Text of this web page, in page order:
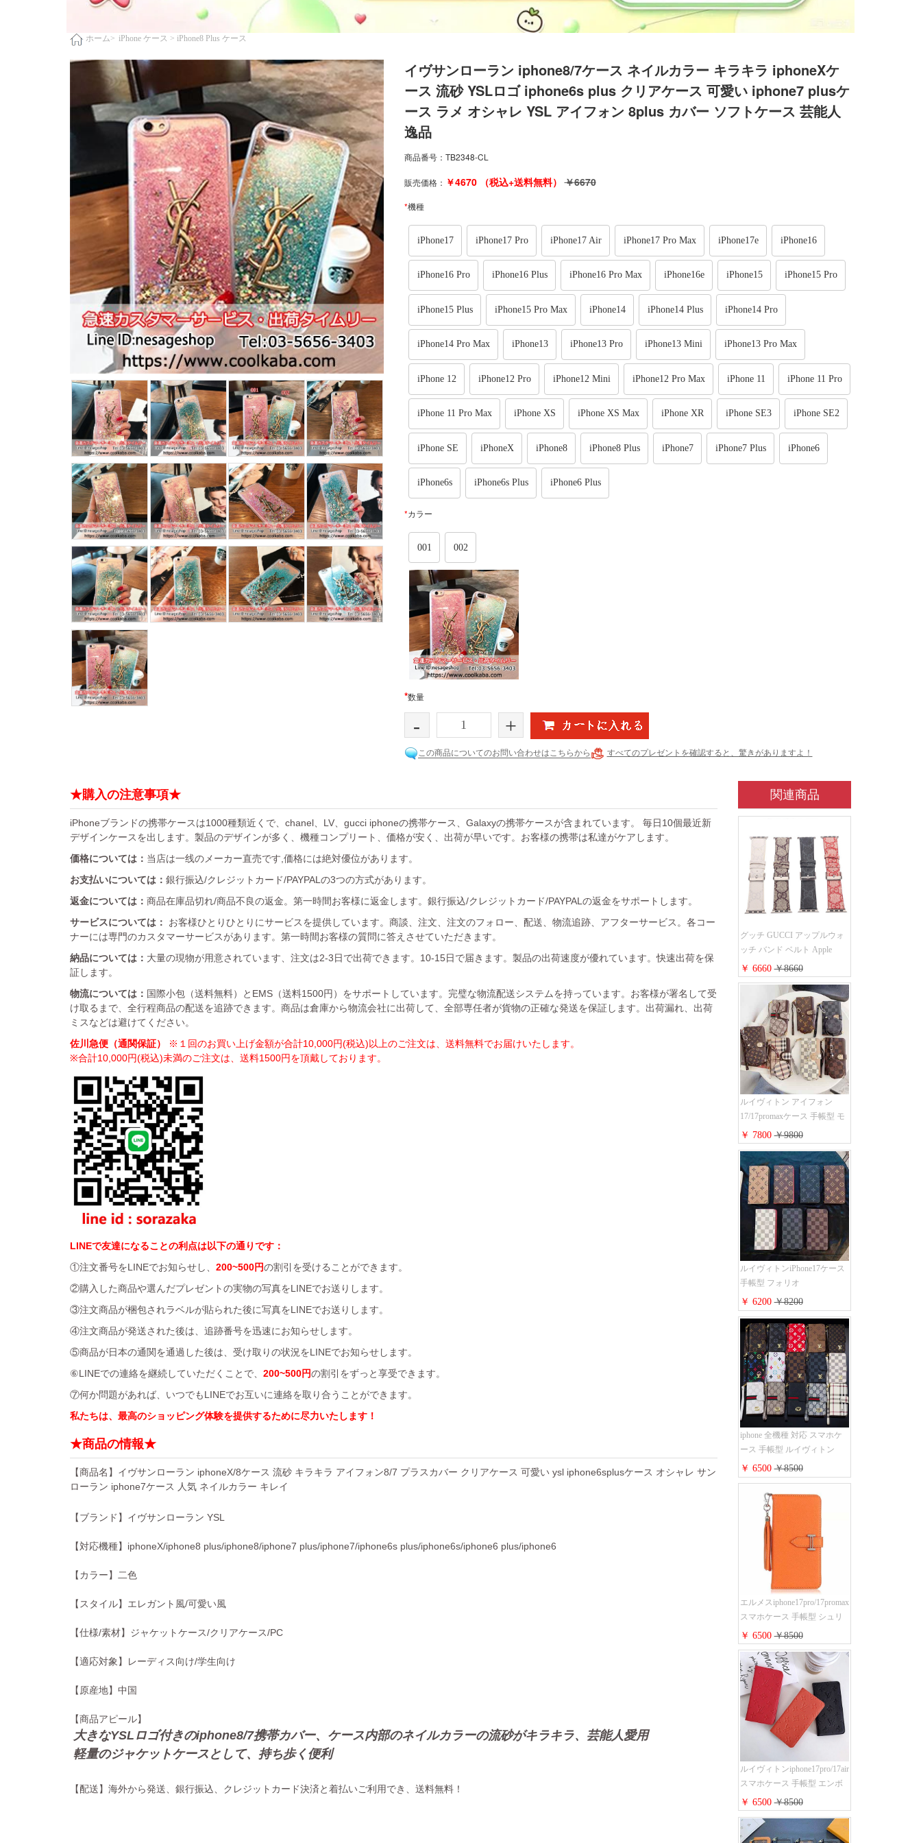
ホーム> iPhone ケース > iPhone8 Plus ケース
イヴサンローラン iphone8/7ケース ネイルカラー キラキラ iphoneXケ
ース 流砂 YSLロゴ iphone6s plus クリアケース 可愛い iphone7 plusケ
ース ラメ オシャレ YSL アイフォン 8plus カバー ソフトケース 芸能人
逸品
商品番号： TB2348-CL
販売価格： ￥4670（税込+送料無料）￥6670
*機種
iPhone17 iPhone17 Pro iPhone17 Air iPhone17 Pro Max iPhone17e iPhone16
iPhone16 Pro iPhone16 Plus iPhone16 Pro Max iPhone16e iPhone15 iPhone15 Pro
iPhone15 Plus iPhone15 Pro Max iPhone14 iPhone14 Plus iPhone14 Pro
iPhone14 Pro Max iPhone13 iPhone13 Pro iPhone13 Mini iPhone13 Pro Max
iPhone 12 iPhone12 Pro iPhone12 Mini iPhone12 Pro Max iPhone 11 iPhone 11 Pro
iPhone 11 Pro Max iPhone XS iPhone XS Max iPhone XR iPhone SE3 iPhone SE2
iPhone SE iPhoneX iPhone8 iPhone8 Plus iPhone7 iPhone7 Plus iPhone6
iPhone6s iPhone6s Plus iPhone6 Plus
*カラー
001 002
*数量
- +
この商品についてのお問い合わせはこちらから すべてのプレゼントを確認すると、驚きがありますよ！
★購入の注意事項★
iPhoneブランドの携帯ケースは1000種類近くで、chanel、LV、gucci iphoneの携帯ケース、Galaxyの携帯ケースが含まれています。 毎日10個最近新
デザインケースを出します。製品のデザインが多く、機種コンプリート、価格が安く、出荷が早いです。お客様の携帯は私達がケアします。
価格については： 当店は一线のメーカー直売です,価格には絶対優位があります。
お支払いについては： 銀行振込/クレジットカード/PAYPALの3つの方式があります。
返金については： 商品在庫品切れ/商品不良の返金。第一時間お客様に返金します。銀行振込/クレジットカード/PAYPALの返金をサポートします。
サービスについては：
お客様ひとりひとりにサービスを提供しています。商談、注文、注文のフォロー、配送、物流追跡、アフターサービス。各コー
ナーには専門のカスタマーサービスがあります。第一時間お客様の質問に答えさせていただきます。
納品については： 大量の現物が用意されています、注文は2-3日で出荷できます。10-15日で届きます。製品の出荷速度が優れています。快速出荷を保
証します。
物流については： 国際小包（送料無料）とEMS（送料1500円）をサポートしています。完璧な物流配送システムを持っています。お客様が署名して受
け取るまで、全行程商品の配送を追跡できます。商品は倉庫から物流会社に出荷して、全部専任者が貨物の正確な発送を保証します。出荷漏れ、出荷
ミスなどは避けてください。
佐川急便（通関保証）
※１回のお買い上げ金額が合計10,000円(税込)以上のご注文は、送料無料でお届けいたします。
※合計10,000円(税込)未満のご注文は、送料1500円を頂戴しております。
LINEで友達になることの利点は以下の通りです：
①注文番号をLINEでお知らせし、 200~500円の割引を受けることができます。
②購入した商品や選んだプレゼントの実物の写真をLINEでお送りします。
③注文商品が梱包されラベルが貼られた後に写真をLINEでお送りします。
④注文商品が発送された後は、追跡番号を迅速にお知らせします。
⑤商品が日本の通関を通過した後は、受け取りの状況をLINEでお知らせします。
⑥LINEでの連絡を継続していただくことで、 200~500円の割引をずっと享受できます。
⑦何か問題があれば、いつでもLINEでお互いに連絡を取り合うことができます。
私たちは、最高のショッピング体験を提供するために尽力いたします！
★商品の情報★
【商品名】イヴサンローラン iphoneX/8ケース 流砂 キラキラ アイフォン8/7 プラスカバー クリアケース 可愛い ysl iphone6splusケース オシャレ サン
ローラン iphone7ケース 人気 ネイルカラー キレイ
【ブランド】イヴサンローラン YSL
【対応機種】iphoneX/iphone8 plus/iphone8/iphone7 plus/iphone7/iphone6s plus/iphone6s/iphone6 plus/iphone6
【カラー】二色
【スタイル】エレガント風/可愛い風
【仕様/素材】ジャケットケース/クリアケース/PC
【適応対象】レーディス向け/学生向け
【原産地】中国
【商品アピール】
大きなYSLロゴ付きのiphone8/7携帯カバー、ケース内部のネイルカラーの流砂がキラキラ、芸能人愛用
軽量のジャケットケースとして、持ち歩く便利
【配送】海外から発送、銀行振込、クレジットカード決済と着払いご利用でき、送料無料！
関連商品
グッチ GUCCI アップルウォ
ッチ バンド ベルト Apple
Watch ベルト交換 レザーベル
ト レザーバンド ウォッチバ
ンド 38mm 40mm 42mm 44mm
人気新作
￥ 6660￥8660
ルイヴィトン アイフォン
17/17promaxケース 手帳型 モ
ノグラム 定番柄 airpods 4/3/2
proケース 2点セット激安 グ
ッチiphone16pro/16/15ケース
手帳型 財布カード入り 多機
能 ハイ ブランド Galaxy
S25/S24/S23手帳カバー おす
すめ
￥ 7800￥9800
ルイヴィトンiPhone17ケース
手帳型 フォリオ
iPhone17pro/17promaxケース
ダミエ モノグラム レザー 磁
石内蔵 LV アイフォン
16/16plus手帳ケース 超薄 ビ
ジネス風 メンズ レディース
おしゃれ ブランド
iphone15/14/13手帳型スマホケ
ース お 揃い
￥ 6200￥8200
iphone 全機種 対応 スマホケ
ース 手帳型 ルイヴィトン
iPhone17pro/17air/17e手帳型ケ
ース 安心する 買う モノグラ
ム シュリンクレザーLV アイ
フォン16/16promaxスマホケー
ス 手帳 多機能 グッチ
iphone15pro/14/13携帯ケース
大人 レディース メンズ スト
ラップ付き
￥ 6500￥8500
エルメスiphone17pro/17promax
スマホケース 手帳型 シュリ
ンクレザー タッセル ストラ
ップ 付き Hermes
iphone16pro/16ケース 財布型
スタンド機能 携帯カバー ハ
イ ブランド アイフォーン
15/14/13ケース 手帳 レディー
ス 人気
￥ 6500￥8500
ルイヴィトンiphone17pro/17air
スマホケース 手帳型 エンボ
スレザー 本革 モノグラム LV
アイフォン 16pro/16promaxケ
ース 手帳 型 カード入れ 高级
ブランド iPhone 15/14/13 pro
￥ 6500￥8500